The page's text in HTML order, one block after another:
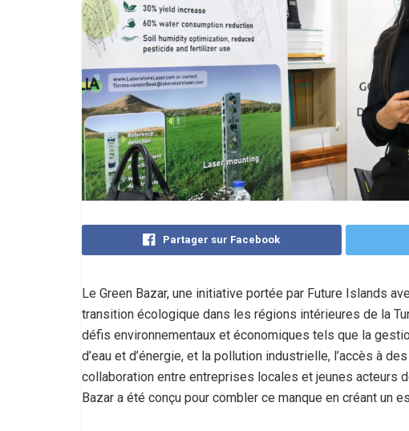
Partager sur Facebook
Le Green Bazar, une initiative portée par Future Islands
transition écologique dans les régions intérieures de la
défis environnementaux et économiques tels que la
d’eau et d’énergie, et la pollution industrielle, l’accès à
collaboration entre entreprises locales et jeunes acteurs
Bazar a été conçu pour combler ce manque en créant un